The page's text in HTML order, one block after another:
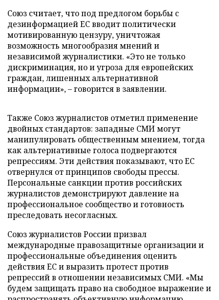
Союз считает, что под предлогом борьбы с
дезинформацией ЕС вводит политически
мотивированную цензуру, уничтожая
возможность многообразия мнений и
независимой журналистики. «Это не только
дискриминация, но и угроза для европейских
граждан, лишенных альтернативной
информации», – говорится в заявлении.
Также Союз журналистов отметил применение
двойных стандартов: западные СМИ могут
манипулировать общественным мнением, тогда
как альтернативные голоса подвергаются
репрессиям. Эти действия показывают, что ЕС
отвернулся от принципов свободы прессы.
Персональные санкции против российских
журналистов демонстрируют давление на
профессиональное сообщество и готовность
преследовать несогласных.
Союз журналистов России призвал
международные правозащитные организации и
профессиональные объединения оценить
действия ЕС и выразить протест против
репрессий в отношении независимых СМИ. «Мы
будем защищать право на свободное выражение и